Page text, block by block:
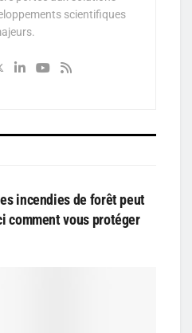
scientifiques
incendies de forêt peut
comment vous protéger